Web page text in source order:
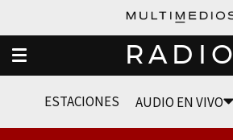
RADIO
ESTACIONES AUDIO EN VIVO